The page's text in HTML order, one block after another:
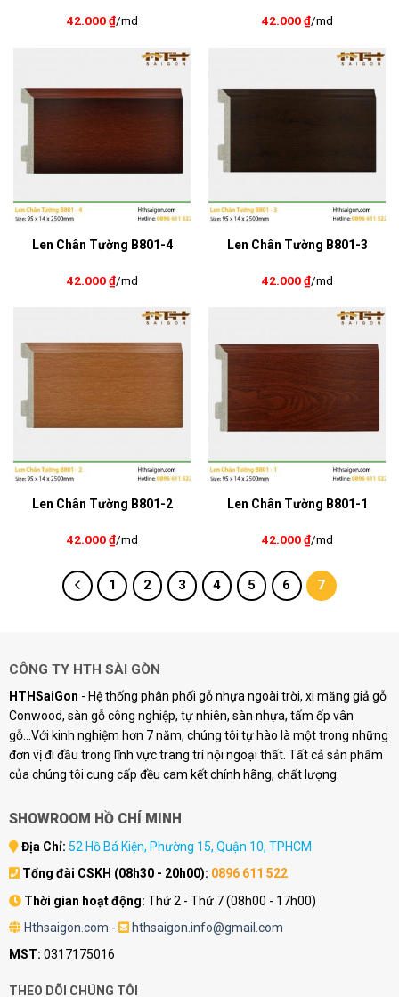
42.000₫/md 42.000₫/md
Len Chân Tường B801-4
42.000₫/md
Len Chân Tường B801-3
42.000₫/md
Len Chân Tường B801-2
42.000₫/md
Len Chân Tường B801-1
42.000₫/md
1 2 3 4 5 6 7
CÔNG TY HTH SÀI GÒN
HTHSaiGon - Hệ thống phân phối gỗ nhựa ngoài trời, xi măng giả gỗ
Conwood, sàn gỗ công nghiệp, tự nhiên, sàn nhựa, tấm ốp vân
gỗ...Với kinh nghiệm hơn 7 năm, chúng tôi tự hào là một trong những
đơn vị đi đầu trong lĩnh vực trang trí nội ngoại thất. Tất cả sản phẩm
của chúng tôi cung cấp đều cam kết chính hãng, chất lượng.
SHOWROOM HỒ CHÍ MINH
Địa Chỉ: 52 Hồ Bá Kiện, Phường 15, Quận 10, TPHCM
Tổng đài CSKH (08h30 - 20h00): 0896 611 522
Thời gian hoạt động: Thứ 2 - Thứ 7 (08h00 - 17h00)
Hthsaigon.com -
hthsaigon.info@gmail.com
MST: 0317175016
THEO DÕI CHÚNG TÔI